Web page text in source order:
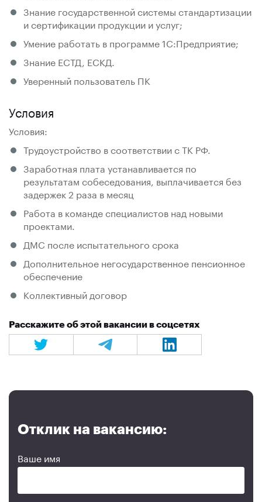
Знание государственной системы стандартизации
и сертификации продукции и услуг;
Умение работать в программе 1С:Предприятие;
Знание ЕСТД, ЕСКД.
Уверенный пользователь ПК
Условия
Условия:
Трудоустройство в соответствии с ТК РФ.
Заработная плата устанавливается по
результатам собеседования, выплачивается без
задержек 2 раза в месяц
Работа в команде специалистов над новыми
проектами.
ДМС после испытательного срока
Дополнительное негосударственное пенсионное
обеспечение
Коллективный договор
Расскажите об этой вакансии в соцсетях
Отклик на вакансию:
Ваше имя